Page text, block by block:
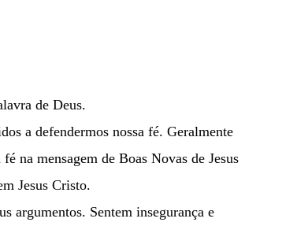
de Deus.
a defendermos nossa fé. Geralmente
na mensagem de Boas Novas de Jesus
Jesus Cristo.
argumentos. Sentem insegurança e